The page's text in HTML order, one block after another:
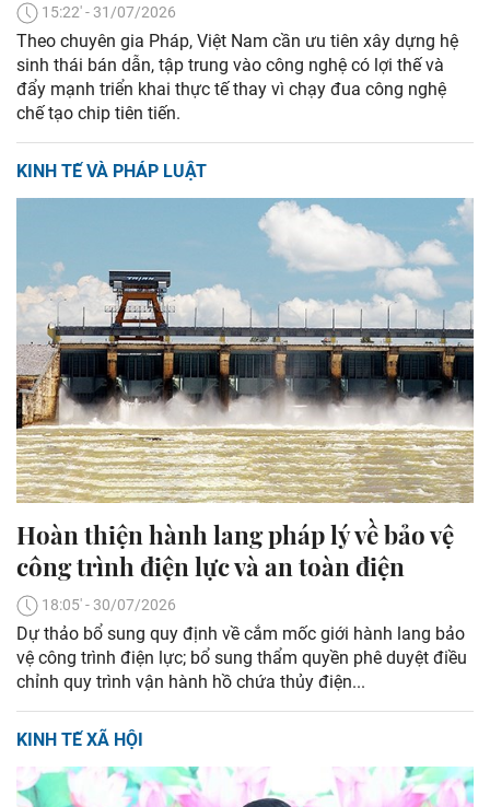
15:22' - 31/07/2026
Theo chuyên gia Pháp, Việt Nam cần ưu tiên xây dựng hệ
sinh thái bán dẫn, tập trung vào công nghệ có lợi thế và
đẩy mạnh triển khai thực tế thay vì chạy đua công nghệ
chế tạo chip tiên tiến.
KINH TẾ VÀ PHÁP LUẬT
Hoàn thiện hành lang pháp lý về bảo vệ
công trình điện lực và an toàn điện
18:05' - 30/07/2026
Dự thảo bổ sung quy định về cắm mốc giới hành lang bảo
vệ công trình điện lực; bổ sung thẩm quyền phê duyệt điều
chỉnh quy trình vận hành hồ chứa thủy điện...
KINH TẾ XÃ HỘI